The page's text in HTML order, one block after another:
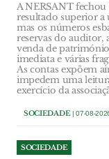
A NERSANT
resultado superior
mas os números
reservas do auditor,
venda de
imediata e várias
As contas expõem
impedem uma
exercício da
SOCIEDADE| 07-08-
SOCIEDADE